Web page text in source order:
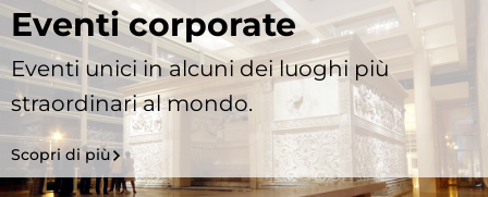
Eventi corporate
Eventi unici in alcuni dei luoghi più
straordinari al mondo.
Scopri di più